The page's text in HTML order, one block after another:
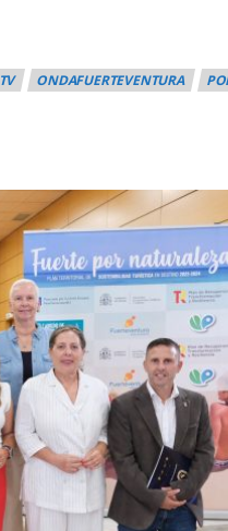
ONDAFUERTEVENTURA